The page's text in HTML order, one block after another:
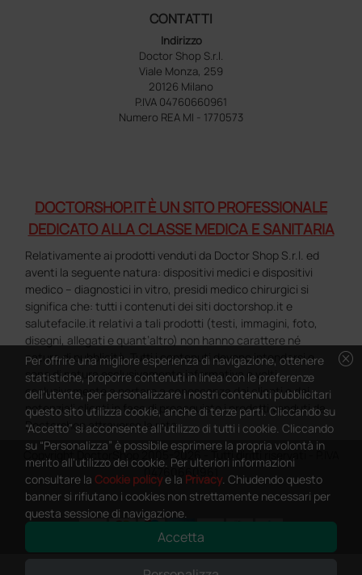
CONTATTI
Indirizzo
Doctor Shop S.r.l.
Viale Monza, 259
20126 Milano
P.IVA 04760660961
Numero REA MI - 1770573
DOCTORSHOP.IT È UN SITO PROFESSIONALE
DEDICATO ALLA CLASSE MEDICA E SANITARIA
Relativamente ai prodotti venduti da Doctor Shop S.r.l. ed
aventi la seguente natura: dispositivi medici e dispositivi
medico – diagnostici in vitro, presidi medico chirurgici si
significa che: tutti i contenuti dei siti doctorshop.it e
salutefacile.it relativi a tali prodotti (testi, immagini, foto,
disegni, allegati e quant’altro) non hanno carattere né
natura di pubblicità. Tutti i contenuti devono intendersi e
sono di natura esclusivamente informativa e volti
esclusivamente a portare a conoscenza dei clienti e dei
potenziali clienti in fase di preacquisto i prodotti venduti da
Doctorshop attraverso la rete.
Copyright DoctorShop 2005-2026 - Tutti diritti riservati - P.IVA
04760660961
This site is protected by reCAPTCHA and the Google
cancel
Per offrire una migliore esperienza di navigazione, ottenere
statistiche, proporre contenuti in linea con le preferenze
dell'utente, per personalizzare i nostri contenuti pubblicitari
questo sito utilizza cookie, anche di terze parti. Cliccando su
“Accetto” si acconsente all'utilizzo di tutti i cookie. Cliccando
su “Personalizza” è possibile esprimere la propria volontà in
merito all'utilizzo dei cookie. Per ulteriori informazioni
consultare la Cookie policye la Privacy. Chiudendo questo
banner si rifiutano i cookies non strettamente necessari per
questa sessione di navigazione.
Accetta